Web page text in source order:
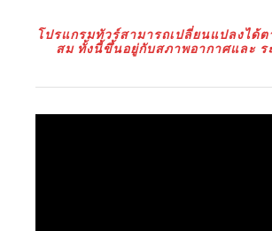
โปรแกรมทัวร์สามารถเปลี่ยนแปลงได้
สม ทั้งนี้ขึ้นอยู่กับสภาพอากาศและ ร